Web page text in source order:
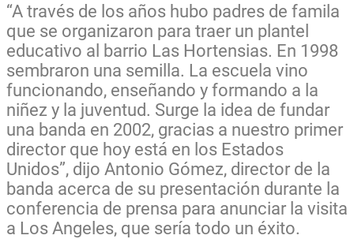
“A través de los años hubo padres de famila
que se organizaron para traer un plantel
educativo al barrio Las Hortensias. En 1998
sembraron una semilla. La escuela vino
funcionando, enseñando y formando a la
niñez y la juventud. Surge la idea de fundar
una banda en 2002, gracias a nuestro primer
director que hoy está en los Estados
Unidos”, dijo Antonio Gómez, director de la
banda acerca de su presentación durante la
conferencia de prensa para anunciar la visita
a Los Angeles, que sería todo un éxito.